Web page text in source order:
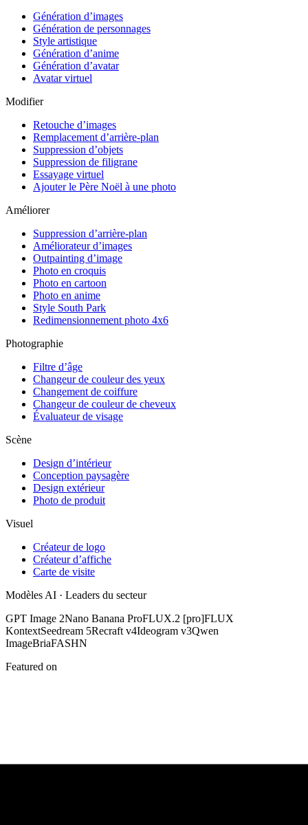
Génération d’images
Génération de personnages
Style artistique
Génération d’anime
Génération d’avatar
Avatar virtuel
Modifier
Retouche d’images
Remplacement d’arrière-plan
Suppression d’objets
Suppression de filigrane
Essayage virtuel
Ajouter le Père Noël à une photo
Améliorer
Suppression d’arrière-plan
Améliorateur d’images
Outpainting d’image
Photo en croquis
Photo en cartoon
Photo en anime
Style South Park
Redimensionnement photo 4x6
Photographie
Filtre d’âge
Changeur de couleur des yeux
Changement de coiffure
Changeur de couleur de cheveux
Évaluateur de visage
Scène
Design d’intérieur
Conception paysagère
Design extérieur
Photo de produit
Visuel
Créateur de logo
Créateur d’affiche
Carte de visite
Modèles AI · Leaders du secteur
GPT Image 2Nano Banana ProFLUX.2 [pro]FLUX
KontextSeedream 5Recraft v4Ideogram v3Qwen
ImageBriaFASHN
Featured on